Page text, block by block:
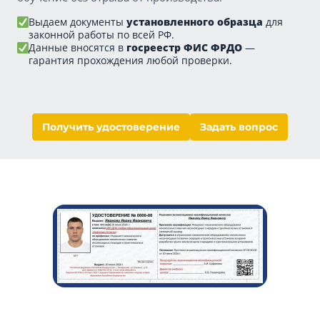
Выдаем документы установленного образца для
законной работы по всей РФ.
Данные вносятся в госреестр ФИС ФРДО —
гарантия прохождения любой проверки.
Получить удостоверение Задать вопрос